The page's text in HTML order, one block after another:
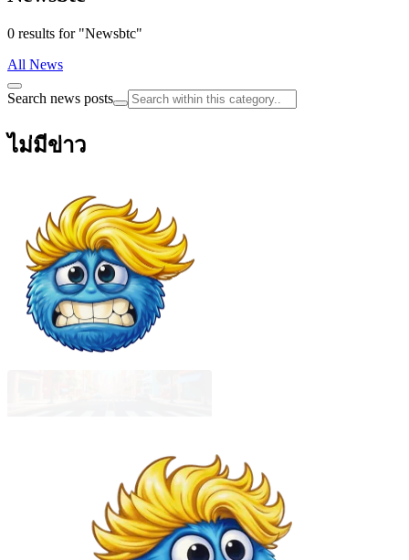
0 results for "Newsbtc"
All News
Search news posts
ไม่มีข่าว